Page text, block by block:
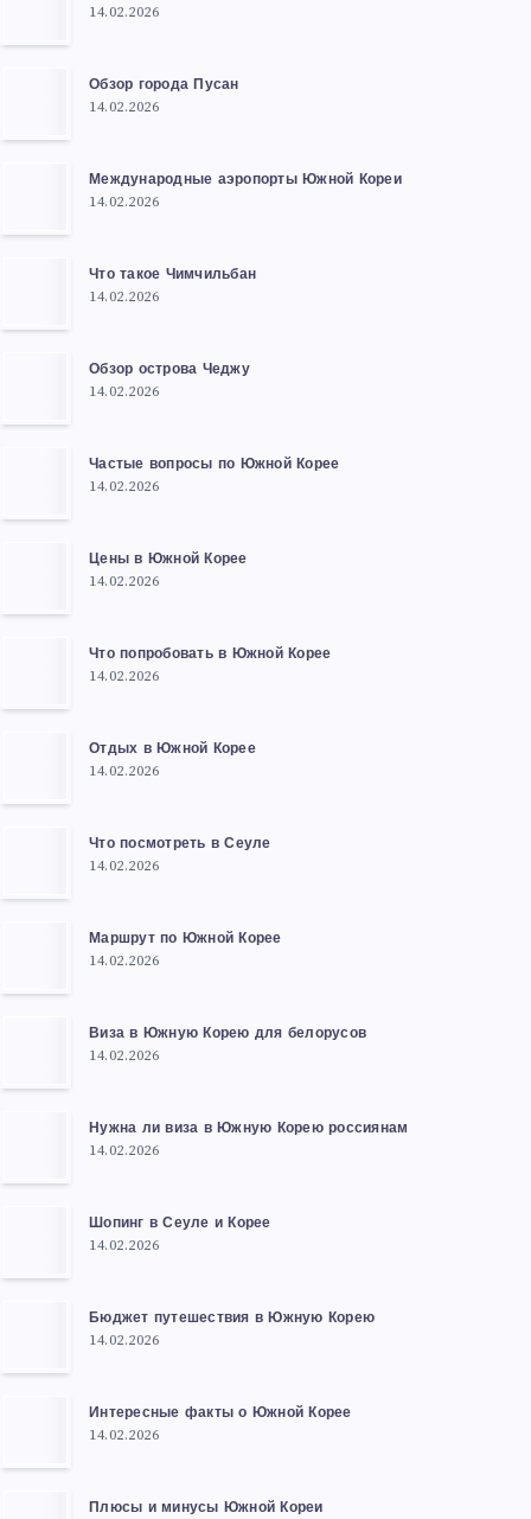
14.02.2026
Обзор города Пусан
14.02.2026
Международные аэропорты Южной Кореи
14.02.2026
Что такое Чимчильбан
14.02.2026
Обзор острова Чеджу
14.02.2026
Частые вопросы по Южной Корее
14.02.2026
Цены в Южной Корее
14.02.2026
Что попробовать в Южной Корее
14.02.2026
Отдых в Южной Корее
14.02.2026
Что посмотреть в Сеуле
14.02.2026
Маршрут по Южной Корее
14.02.2026
Виза в Южную Корею для белорусов
14.02.2026
Нужна ли виза в Южную Корею россиянам
14.02.2026
Шопинг в Сеуле и Корее
14.02.2026
Бюджет путешествия в Южную Корею
14.02.2026
Интересные факты о Южной Корее
14.02.2026
Плюсы и минусы Южной Кореи